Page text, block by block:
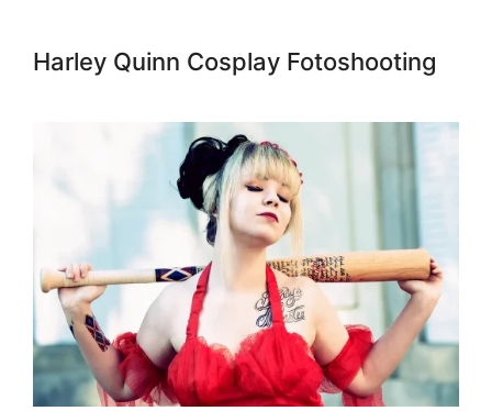
Harley Quinn Cosplay Fotoshooting